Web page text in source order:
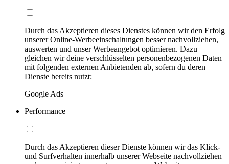
Durch das Akzeptieren dieses Dienstes können wir den Erfolg
unserer Online-Werbeeinschaltungen besser nachvollziehen,
auswerten und unser Werbeangebot optimieren. Dazu
gleichen wir deine verschlüsselten personenbezogenen Daten
mit folgenden externen Anbietenden ab, sofern du deren
Dienste bereits nutzt:
Google Ads
Performance
Durch das Akzeptieren dieser Dienste können wir das Klick-
und Surfverhalten innerhalb unserer Webseite nachvollziehen